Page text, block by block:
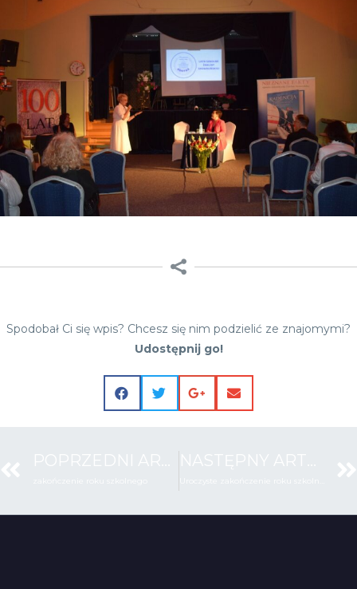
Spodobał Ci się wpis? Chcesz się nim podzielić ze znajomymi?
Udostępnij go!